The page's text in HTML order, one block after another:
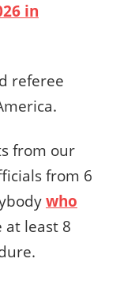
in
referee
from our
from 6
who
least 8